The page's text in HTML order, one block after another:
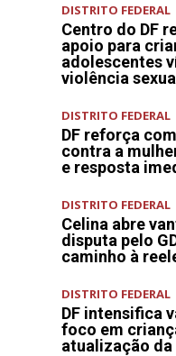
DISTRITO FEDERAL
Centro do DF
apoio para
adolescentes
violência sexual
DISTRITO FEDERAL
DF reforça
contra a
e resposta
DISTRITO FEDERAL
Celina abre
disputa pelo
caminho à
DISTRITO FEDERAL
DF intensifica
foco em
atualização